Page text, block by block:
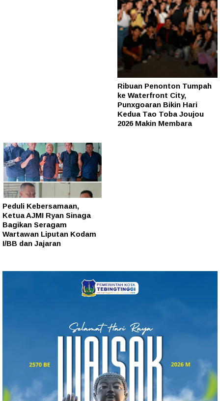
Ribuan Penonton Tumpah
ke Waterfront City,
Punxgoaran Bikin Hari
Kedua Tao Toba Joujou
2026 Makin Membara
Peduli Kebersamaan,
Ketua AJMI Ryan Sinaga
Bagikan Seragam
Wartawan Liputan Kodam
I/BB dan Jajaran